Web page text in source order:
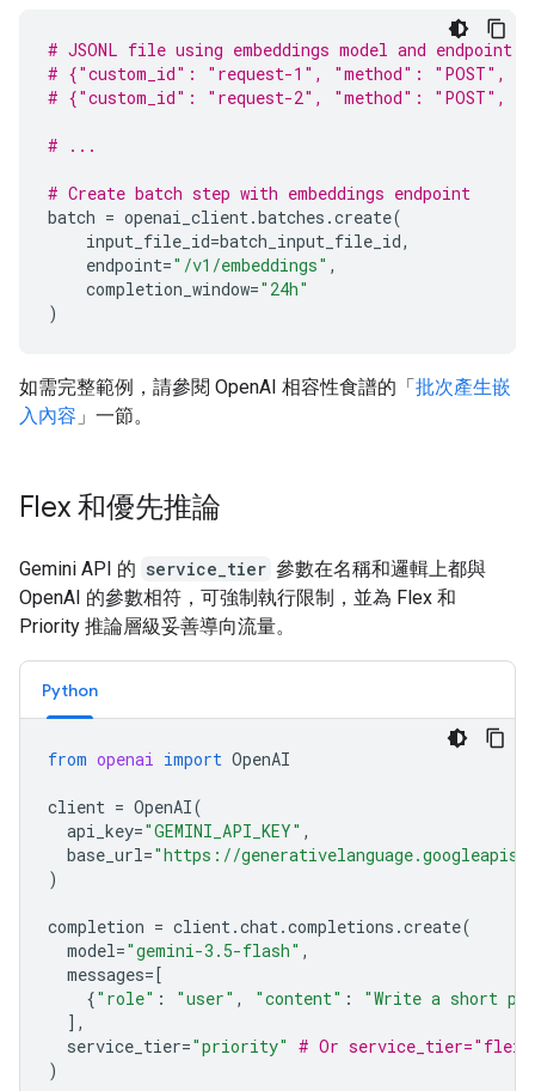
# JSONL file using embeddings model and endpoint
# {"custom_id": "request-1", "method": "POST",
# {"custom_id": "request-2", "method": "POST",
# ...
# Create batch step with embeddings endpoint
batch = openai_client.batches .create(
input_file_id=batch_input_file_id,
endpoint="/v1/embeddings" ,
completion_window="24h"
)
如需完整範例，請參閱 OpenAI 相容性食譜的「批次產生嵌
入內容 」一節。
Flex 和優先推論
Gemini API 的 service_tier 參數在名稱和邏輯上都與
OpenAI 的參數相符，可強制執行限制，並為 Flex 和
Priority 推論層級妥善導向流量。
Python
from openai import OpenAI
client = OpenAI(
api_key="GEMINI_API_KEY" ,
base_url="https://
)
completion = client.chat.completions .create(
model="gemini-3.5-flash" ,
messages=[
{"role" : "user" , "content" :
"Write a short
],
service_tier="priority" # Or service_tier="flex"
)